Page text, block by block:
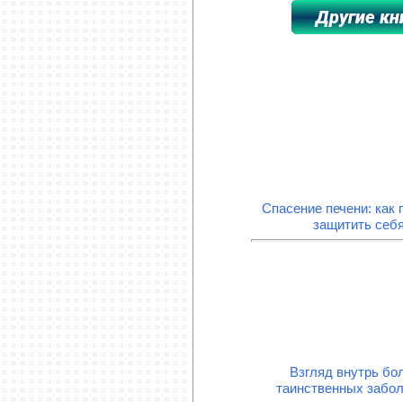
Спасение печени: как
защитить
Взгляд внутрь
таинственных